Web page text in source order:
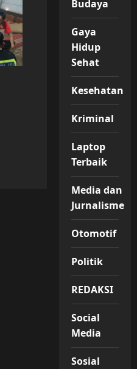
Budaya
Gaya
Hidup
Sehat
Kesehatan
Kriminal
Laptop
Terbaik
Media dan
Jurnalisme
Otomotif
Politik
REDAKSI
Social
Media
Sosial